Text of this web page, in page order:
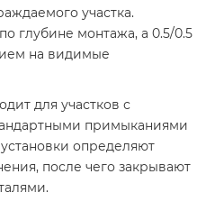
участка.
глубине монтажа, а 0.5/0.5
на видимые
для участков с
примыканиями
определяют
после чего закрывают